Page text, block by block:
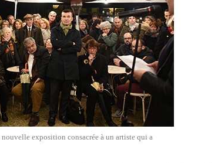
exposition consacrée à un artiste qui a